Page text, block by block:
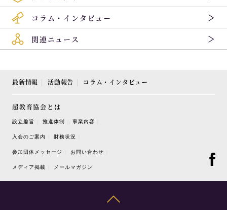
コラム・インタビュー
関連ニュース
最新情報 活動報告 コラム・インタビュー
超教育協会とは
設立趣旨 推進体制 事業内容
入会のご案内 財務状況
参加団体メッセージ お問い合わせ
メディア掲載 メールマガジン